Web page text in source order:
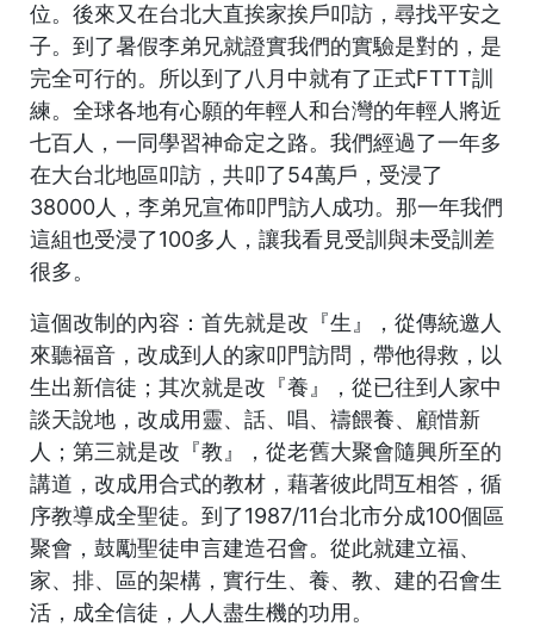
位。後來又在台北大直挨家挨戶叩訪，尋找平安之
子。到了暑假李弟兄就證實我們的實驗是對的，是
完全可行的。所以到了八月中就有了正式FTTT訓
練。全球各地有心願的年輕人和台灣的年輕人將近
七百人，一同學習神命定之路。我們經過了一年多
在大台北地區叩訪，共叩了54萬戶，受浸了
38000人，李弟兄宣佈叩門訪人成功。那一年我們
這組也受浸了100多人，讓我看見受訓與未受訓差
很多。
這個改制的內容：首先就是改『生』，從傳統邀人
來聽福音，改成到人的家叩門訪問，帶他得救，以
生出新信徒；其次就是改『養』，從已往到人家中
談天說地，改成用靈、話、唱、禱餵養、顧惜新
人；第三就是改『教』，從老舊大聚會隨興所至的
講道，改成用合式的教材，藉著彼此問互相答，循
序教導成全聖徒。到了1987/11台北市分成100個區
聚會，鼓勵聖徒申言建造召會。從此就建立福、
家、排、區的架構，實行生、養、教、建的召會生
活，成全信徒，人人盡生機的功用。